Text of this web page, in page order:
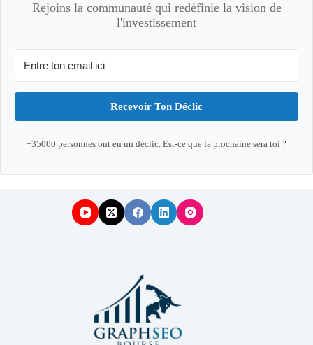
Rejoins la communauté qui redéfinie la vision de
l'investissement
Recevoir Ton Déclic
+35000 personnes ont eu un déclic. Est-ce que la prochaine sera toi ?